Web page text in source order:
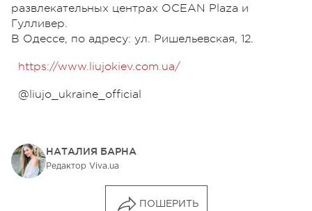
развлекательных центрах OCEAN Plaza и
Гулливер.
В Одессе, по адресу: ул. Ришельевская, 12.
https://www.liujokiev.com.ua/
@liujo_ukraine_official
НАТАЛИЯ БАРНА
Редактор Viva.ua
ПОШЕРИТЬ